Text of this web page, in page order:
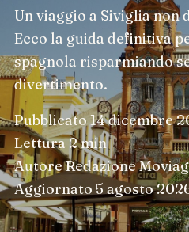
Un viaggio a Siviglia non
Ecco la guida definitiva
spagnola risparmiando
divertimento.
Pubblicato14 dicembre
Lettura2 min
Autore Redazione
Aggiornato 5 agosto